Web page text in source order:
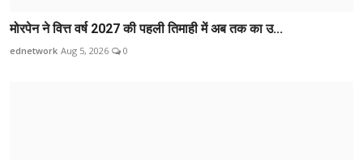
मोरपेन ने वित्त वर्ष 2027 की पहली तिमाही में अब तक का उ...
ednetwork Aug 5, 2026 0